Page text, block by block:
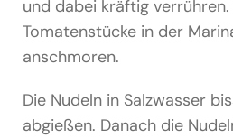
und dabei kräftig
Tomatenstücke in der
anschmoren.
Die Nudeln in Salzwasser
abgießen. Danach die